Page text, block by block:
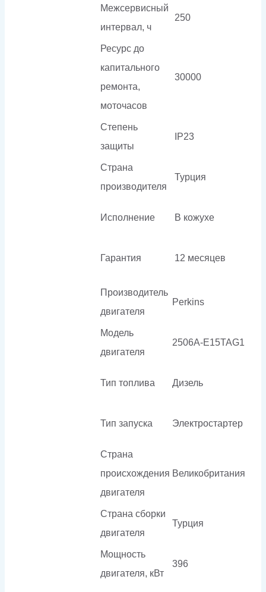
Межсервисный
интервал, ч
250
Ресурс до
капитального
ремонта,
моточасов
30000
Степень
защиты
IP23
Страна
производителя
Турция
Исполнение В кожухе
Гарантия 12 месяцев
Производитель
двигателя
Perkins
Модель
двигателя
2506A-E15TAG1
Тип топлива Дизель
Тип запуска Электростартер
Страна
происхождения
двигателя
Великобритания
Страна сборки
двигателя
Турция
Мощность
двигателя, кВт
396